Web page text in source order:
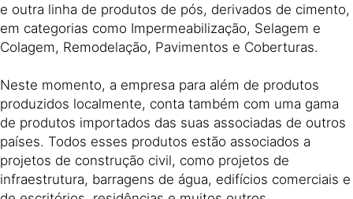
e outra linha de produtos de pós, derivados de cimento,
em categorias como Impermeabilização, Selagem e
Colagem, Remodelação, Pavimentos e Coberturas.
Neste momento, a empresa para além de produtos
produzidos localmente, conta também com uma gama
de produtos importados das suas associadas de outros
países. Todos esses produtos estão associados a
projetos de construção civil, como projetos de
infraestrutura, barragens de água, edifícios comerciais e